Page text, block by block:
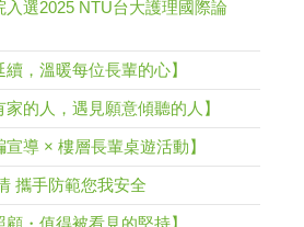
入選2025 NTU台大護理國際論
，溫暖每位長輩的心】
的人，遇見願意傾聽的人】
導 × 樓層長輩桌遊活動】
攜手防範您我安全
・值得被看見的堅持】